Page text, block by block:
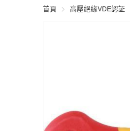
首頁 高壓絕緣VDE認証